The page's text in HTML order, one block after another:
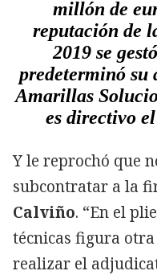
millón de
reputación de
2019 se
predeterminó su
Amarillas
es directivo
Y le reprochó que
subcontratar a la
Calviño. “En el
técnicas figura
realizar el